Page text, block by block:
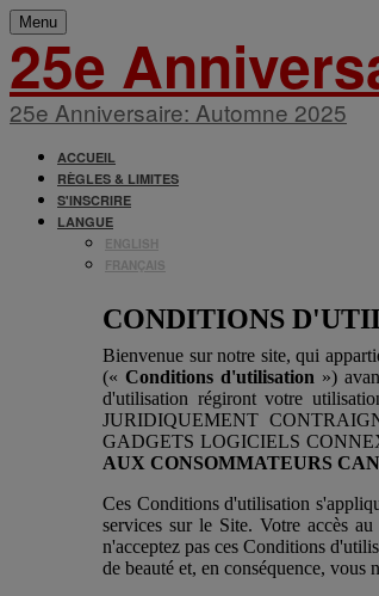
Menu
25e
25e Anniversaire: Automne 2025
ACCUEIL
RÈGLES & LIMITES
S'INSCRIRE
LANGUE
ENGLISH
FRANÇAIS